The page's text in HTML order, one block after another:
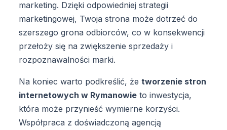
marketing. Dzięki odpowiedniej strategii
marketingowej, Twoja strona może dotrzeć do
szerszego grona odbiorców, co w konsekwencji
przełoży się na zwiększenie sprzedaży i
rozpoznawalności marki.
Na koniec warto podkreślić, żetworzenie stron
internetowych w Rymanowie to inwestycja,
która może przynieść wymierne korzyści.
Współpraca z doświadczoną agencją